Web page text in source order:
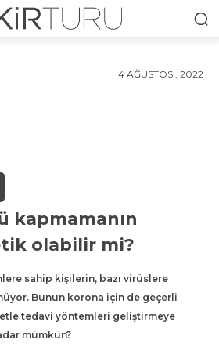
4 AĞUSTOS , 2022
kapmamanın
olabilir mi?
sahip kişilerin, bazı virüslere
Bunun korona için de geçerli
tedavi yöntemleri geliştirmeye
mümkün?